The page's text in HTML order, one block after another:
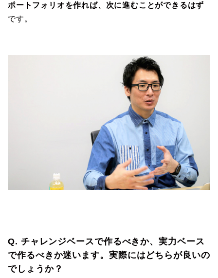
ポートフォリオを作れば、次に進むことができるはず
です。
Q. チャレンジベースで作るべきか、実力ベース
で作るべきか迷います。実際にはどちらが良いの
でしょうか？